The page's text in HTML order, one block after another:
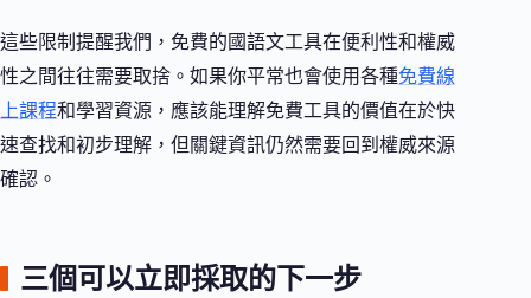
這些限制提醒我們，免費的國語文工具在便利性和權威
性之間往往需要取捨。如果你平常也會使用各種免費線
上課程和學習資源，應該能理解免費工具的價值在於快
速查找和初步理解，但關鍵資訊仍然需要回到權威來源
確認。
三個可以立即採取的下一步